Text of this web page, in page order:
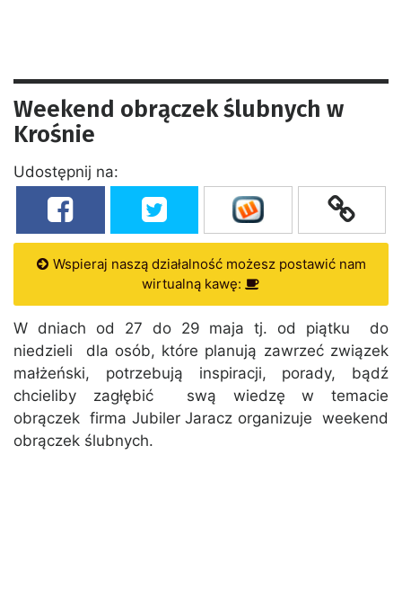
Weekend obrączek ślubnych w
Krośnie
Udostępnij na:
Wspieraj naszą działalność możesz postawić nam
wirtualną kawę:
W dniach od 27 do 29 maja tj. od piątku do
niedzieli dla osób, które planują zawrzeć związek
małżeński, potrzebują inspiracji, porady, bądź
chcieliby zagłębić swą wiedzę w temacie
obrączek firma Jubiler Jaracz organizuje weekend
obrączek ślubnych.